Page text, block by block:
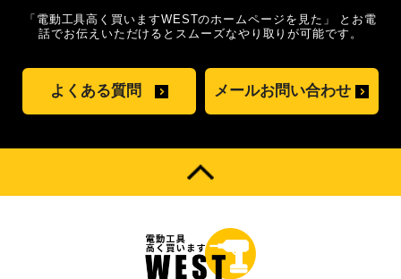
「電動工具高く買いますWESTのホームページを見た」
とお電
話でお伝えいただけるとスムーズなやり取りが可能です。
よくある質問 メールお問い合わせ